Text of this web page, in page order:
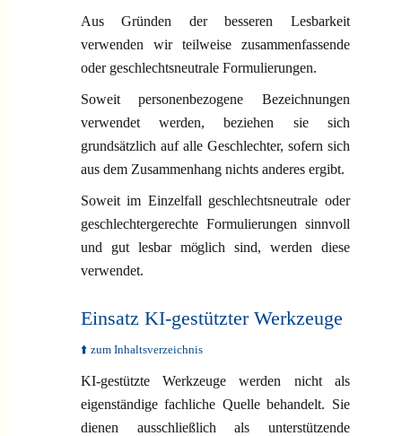
Aus Gründen der besseren Lesbarkeit
verwenden wir teilweise zusammenfassende
oder geschlechtsneutrale Formulierungen.
Soweit personenbezogene Bezeichnungen
verwendet werden, beziehen sie sich
grundsätzlich auf alle Geschlechter, sofern sich
aus dem Zusammenhang nichts anderes ergibt.
Soweit im Einzelfall geschlechtsneutrale oder
geschlechtergerechte Formulierungen sinnvoll
und gut lesbar möglich sind, werden diese
verwendet.
Einsatz KI-gestützter Werkzeuge
⬆️ zum Inhaltsverzeichnis
KI-gestützte Werkzeuge werden nicht als
eigenständige fachliche Quelle behandelt. Sie
dienen ausschließlich als unterstützende